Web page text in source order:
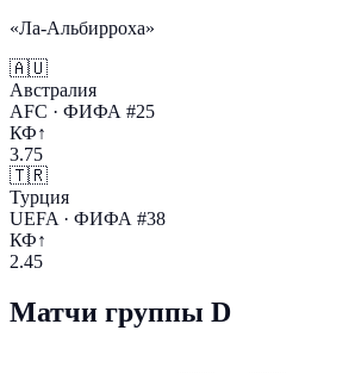
«Ла-Альбирроха»
🇦🇺
Австралия
AFC · ФИФА #25
КФ↑
3.75
🇹🇷
Турция
UEFA · ФИФА #38
КФ↑
2.45
Матчи группы D